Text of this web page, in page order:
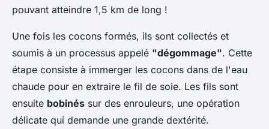
pouvant atteindre 1,5 km de long !
Une fois les cocons formés, ils sont collectés et
soumis à un processus appelé "dégommage". Cette
étape consiste à immerger les cocons dans de l'eau
chaude pour en extraire le fil de soie. Les fils sont
ensuite bobinés sur des enrouleurs, une opération
délicate qui demande une grande dextérité.